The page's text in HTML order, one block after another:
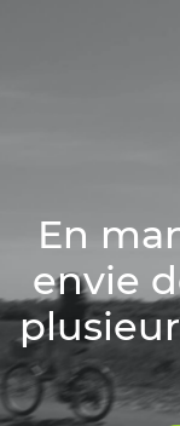
En
envie